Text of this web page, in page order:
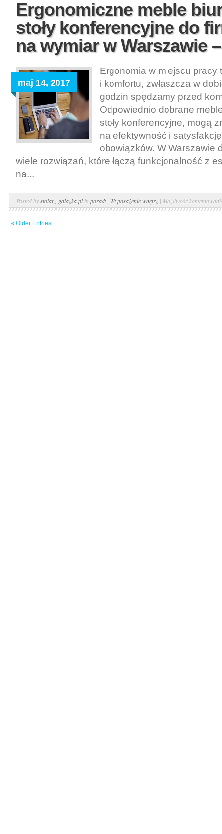
–
Ergonomiczne meble
stoły konferencyjne do
na wymiar w Warszawie
maj 14, 2017
Ergonomia w miejscu pracy
i komfortu, zwłaszcza w
godzin spędzamy przed
Odpowiednio dobrane
stoły konferencyjne, mogą
na efektywność i
obowiązków. W Warszawie
wiele rozwiązań, które łączą funkcjonalność z
na...
Posted bystolarz-galazka.plin porady Wyposażenie wnętrz | Możliwość
« Older Entries